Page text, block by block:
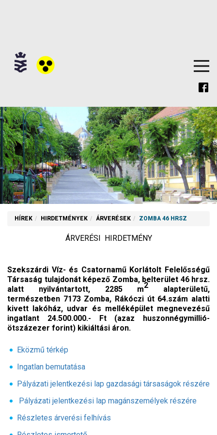
HÍREK HIRDETMÉNYEK ÁRVERÉSEK ZOMBA 46 HRSZ
ÁRVERÉSI HIRDETMÉNY
Szekszárdi Víz- és Csatornamű Korlátolt Felelősségű
Társaság tulajdonát képező Zomba, belterület 46 hrsz.
alatt nyilvántartott, 2285 m2 alapterületű,
természetben 7173 Zomba, Rákóczi út 64.szám alatti
kivett lakóház, udvar és melléképület megnevezésű
ingatlant 24.500.000.- Ft (azaz huszonnégymillió-
ötszázezer forint) kikiáltási áron.
Eközmű térkép
Ingatlan bemutatása
Pályázati jelentkezési lap gazdasági társaságok részére
Pályázati jelentkezési lap magánszemélyek részére
Részletes árverési felhívás